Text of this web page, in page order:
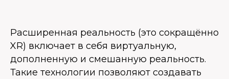
Расширенная реальность (это сокращённо
XR) включает в себя виртуальную,
дополненную и смешанную реальность.
Такие технологии позволяют создавать